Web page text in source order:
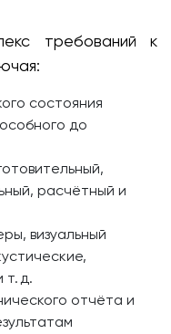
требований к
состояния
до
расчётный и
визуальный
т. д.
отчёта и